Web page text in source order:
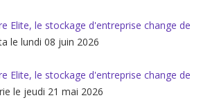
Elite, le stockage d'entreprise change de
le lundi 08 juin 2026
Elite, le stockage d'entreprise change de
le jeudi 21 mai 2026